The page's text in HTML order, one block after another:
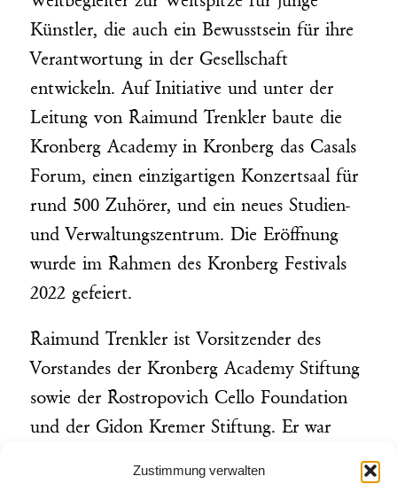
Zustimmung verwalten
Künstler, die auch ein Bewusstsein für ihre
Verantwortung in der Gesellschaft
entwickeln. Auf Initiative und unter der
Leitung von Raimund Trenkler baute die
Kronberg Academy in Kronberg das Casals
Forum, einen einzigartigen Konzertsaal für
rund 500 Zuhörer, und ein neues Studien-
und Verwaltungszentrum. Die Eröffnung
wurde im Rahmen des Kronberg Festivals
2022 gefeiert.
Raimund Trenkler ist Vorsitzender des
Vorstandes der Kronberg Academy Stiftung
sowie der Rostropovich Cello Foundation
und der Gidon Kremer Stiftung. Er war